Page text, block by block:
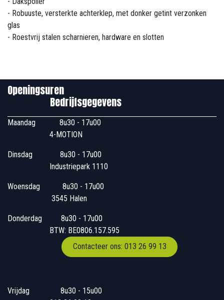
- Robuuste, versterkte achterklep, met donker getint verzonken
glas
- Roestvrij stalen scharnieren, hardware en slotten
Openingsuren
Bedrijfsgegevens
Maandag
​8u30 - 17u00
4-MOTION
Dinsdag
​8u30 - 17u00
Industriepark 1110
Woensdag
​​​ 8u30 - 17u00
3545 Halen
Donderdag
​​8u30 - 17u00
BTW: BE0806.157.595
Contacteer ons: 013 26 99 13
Vrijdag
​8u30 - 15u00